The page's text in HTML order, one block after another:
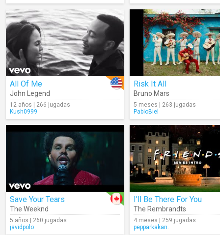
All Of Me
John Legend
12 años | 266 jugadas
Kush0999
Risk It All
Bruno Mars
5 meses | 263 jugadas
PabloBiel
Save Your Tears
The Weeknd
5 años | 260 jugadas
javidpolo
I'll Be There For You
The Rembrandts
4 meses | 259 jugadas
pepparkakan.